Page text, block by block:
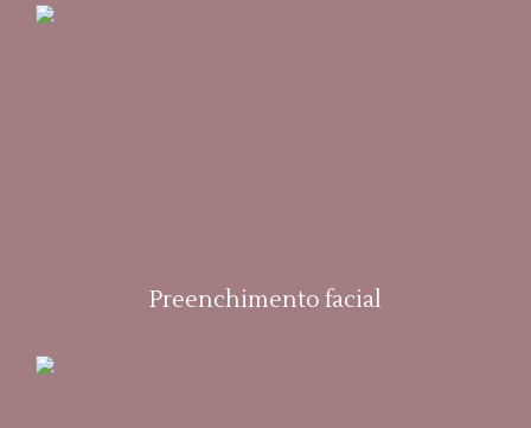
Preenchimento facial